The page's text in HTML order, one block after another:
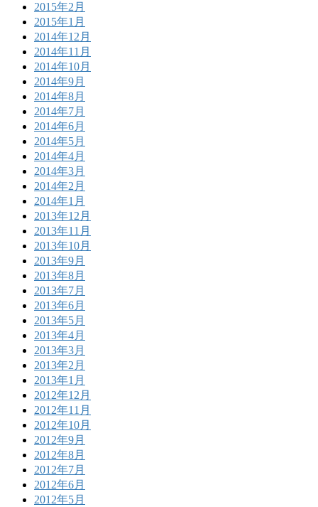
2015年2月
2015年1月
2014年12月
2014年11月
2014年10月
2014年9月
2014年8月
2014年7月
2014年6月
2014年5月
2014年4月
2014年3月
2014年2月
2014年1月
2013年12月
2013年11月
2013年10月
2013年9月
2013年8月
2013年7月
2013年6月
2013年5月
2013年4月
2013年3月
2013年2月
2013年1月
2012年12月
2012年11月
2012年10月
2012年9月
2012年8月
2012年7月
2012年6月
2012年5月